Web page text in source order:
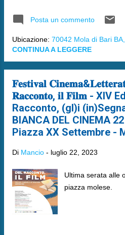
Posta un commento
Ubicazione: 70042 Mola di Bari
CONTINUA A LEGGERE
𝐅𝐞𝐬𝐭𝐢𝐯𝐚𝐥
𝐑𝐚𝐜𝐜𝐨𝐧𝐭𝐨, 𝐢𝐥 𝐅𝐢𝐥𝐦 - XIV
Racconto, (gl)i
BIANCA DEL CINEMA
Piazza XX Settembre -
Di Mancio - luglio 22, 2023
Ultima serata alle
piazza molese.